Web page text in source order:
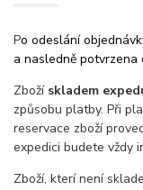
Po odeslání
a nasledně potvrzena
Zboží skladem
způsobu platby. Při
reservace zboží
expedici budete vždy
Zboží, kterí není